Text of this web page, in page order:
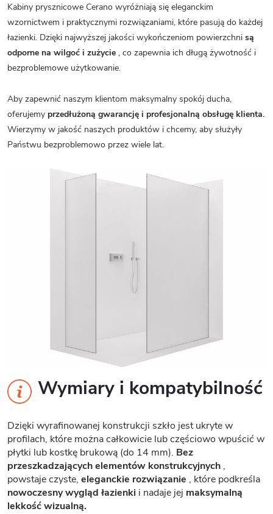
Kabiny prysznicowe Cerano wyróżniają się eleganckim
wzornictwem i praktycznymi rozwiązaniami, które pasują do każdej
łazienki. Dzięki najwyższej jakości wykończeniom powierzchni są
odporne na wilgoć i zużycie , co zapewnia ich długą żywotność i
bezproblemowe użytkowanie.
Aby zapewnić naszym klientom maksymalny spokój ducha,
oferujemy przedłużoną gwarancję i profesjonalną obsługę klienta.
Wierzymy w jakość naszych produktów i chcemy, aby służyły
Państwu bezproblemowo przez wiele lat.
Wymiary i kompatybilność
Dzięki wyrafinowanej konstrukcji szkło jest ukryte w
profilach, które można całkowicie lub częściowo wpuścić w
płytki lub kostkę brukową (do 14 mm). Bez
przeszkadzających elementów konstrukcyjnych ,
powstaje czyste, eleganckie rozwiązanie , które podkreśla
nowoczesny wygląd łazienki i nadaje jej maksymalną
lekkość wizualną.